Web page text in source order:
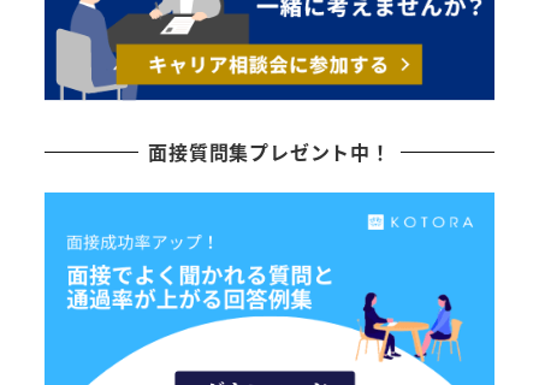
面接質問集プレゼント中！